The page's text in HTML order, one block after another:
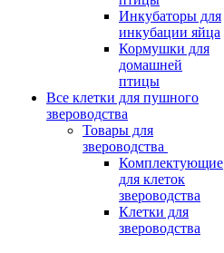
Инкубаторы для
инкубации яйца
Кормушки для
домашней
птицы
Все клетки для пушного
звероводства
Товары для
звероводства
Комплектующие
для клеток
звероводства
Клетки для
звероводства